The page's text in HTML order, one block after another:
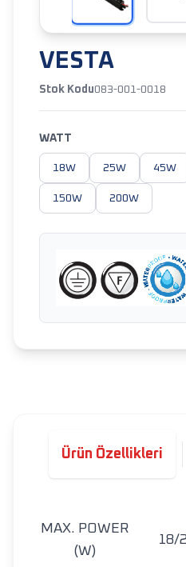
VESTA
Stok Kodu083-001-0018
WATT
18W 25W 45W
150W 200W
Ürün Özellikleri
MAX. POWER
(W)
18/